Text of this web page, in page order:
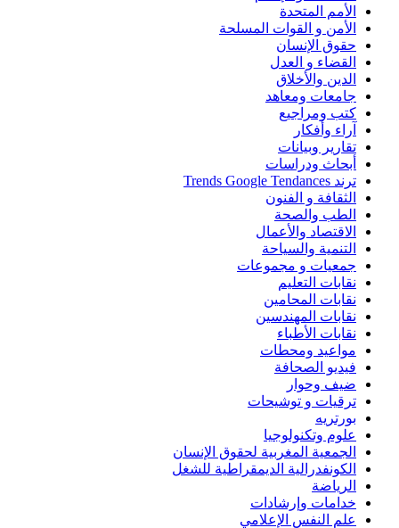
الأمم المتحدة
الأمن و القوات المسلحة
حقوق الإنسان
القضاء و العدل
الدين والأخلاق
جامعات ومعاهد
كتب ومراجيع
آراء وأفكار
تقارير وبيانات
أبحاث ودراسات
ترند Trends Google Tendances
الثقافة و الفنون
الطب والصحة
الاقتصاد والأعمال
التنمية والسياحة
جمعيات و مجموعات
نقابات التعليم
نقابات المحامين
نقابات المهندسين
نقابات الأطباء
مواعيد ومحطات
فيديو الصحافة
ضيف وحوار
ترقيات و توشيحات
بورتريه
علوم وتكنولوجيا
الجمعية المغربية لحقوق الإنسان
الكونفدرالية الديمقراطية للشغل
الرياضة
خدامات وإرشادات
علم النفس الإعلامي